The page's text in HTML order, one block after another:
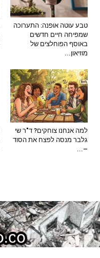
טבע עוטה אופנה: התערוכה
שמפיחה חיים חדשים
באוסף הפוחלצים של
מוזיאון...
למה אנחנו צוחקים? ד"ר שי
גלבר מנסה לפצח את הסוד
–...